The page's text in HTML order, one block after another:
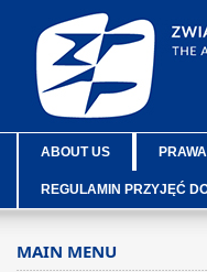
ABOUT US
REGULAMIN PRZYJĘĆ
MAIN MENU